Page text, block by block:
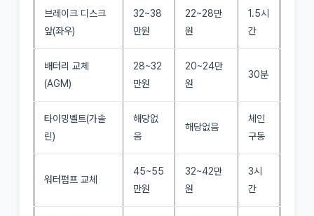
브레이크 디스크
앞(좌우)
32~38
만원
22~28만
원
1.5시
간
배터리 교체
(AGM)
28~32
만원
20~24만
원
30분
타이밍벨트(가솔
린)
해당없
음
해당없음
체인
구동
워터펌프 교체
45~55
만원
32~42만
원
3시
간